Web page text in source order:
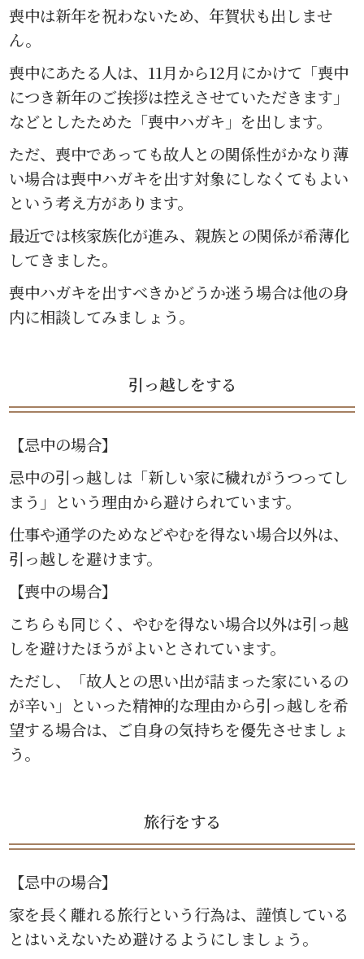
喪中は新年を祝わないため、年賀状も出しませ
ん。
喪中にあたる人は、11月から12月にかけて「喪中
につき新年のご挨拶は控えさせていただきます」
などとしたためた「喪中ハガキ」を出します。
ただ、喪中であっても故人との関係性がかなり薄
い場合は喪中ハガキを出す対象にしなくてもよい
という考え方があります。
最近では核家族化が進み、親族との関係が希薄化
してきました。
喪中ハガキを出すべきかどうか迷う場合は他の身
内に相談してみましょう。
引っ越しをする
【忌中の場合】
忌中の引っ越しは「新しい家に穢れがうつってし
まう」という理由から避けられています。
仕事や通学のためなどやむを得ない場合以外は、
引っ越しを避けます。
【喪中の場合】
こちらも同じく、やむを得ない場合以外は引っ越
しを避けたほうがよいとされています。
ただし、「故人との思い出が詰まった家にいるの
が辛い」といった精神的な理由から引っ越しを希
望する場合は、ご自身の気持ちを優先させましょ
う。
旅行をする
【忌中の場合】
家を長く離れる旅行という行為は、謹慎している
とはいえないため避けるようにしましょう。